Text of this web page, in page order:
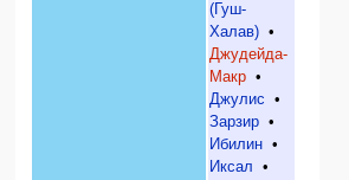
(Гуш-
Халав) •
Джудейда-
Макр •
Джулис •
Зарзир •
Ибилин •
Иксал •